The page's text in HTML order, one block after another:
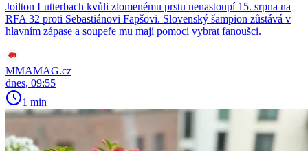
Joilton Lutterbach kvůli zlomenému prstu nenastoupí 15. srpna na
RFA 32 proti Sebastiánovi Fapšovi. Slovenský šampion zůstává v
hlavním zápase a soupeře mu mají pomoci vybrat fanoušci.
MMAMAG.cz
dnes, 09:55
1 min